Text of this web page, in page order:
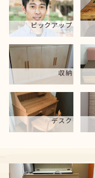
ピックアップ
収納
デスク